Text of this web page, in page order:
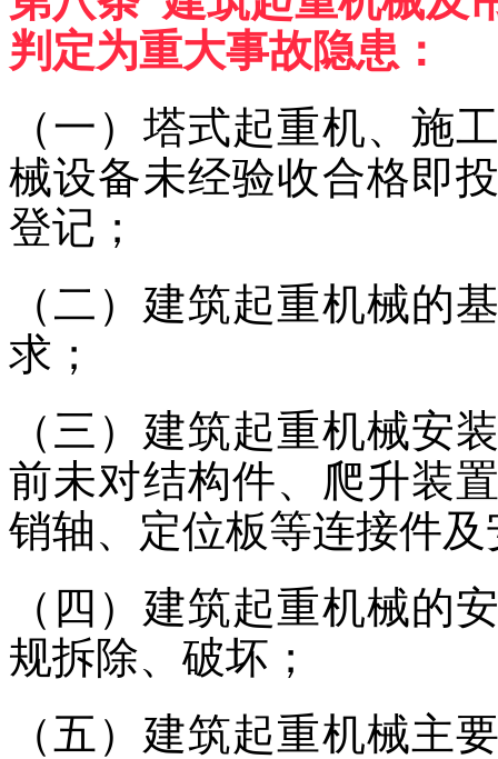
判定为重大事故隐患：
（一）塔式起重机、施
械设备未经验收合格即
登记；
（二）建筑起重机械的
求；
（三）建筑起重机械安
前未对结构件、爬升装
销轴、定位板等连接件
（四）建筑起重机械的
规拆除、破坏；
（五）建筑起重机械主